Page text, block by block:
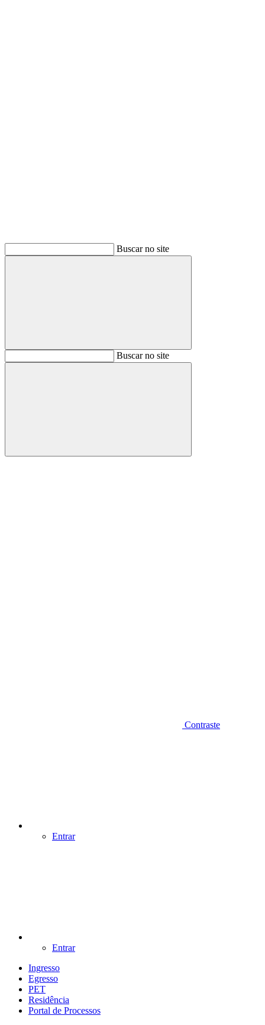
Buscar no site
BuscarBuscar no site
Buscar
Contraste
Entrar
Entrar
Ingresso
Egresso
PET
Residência
Portal de Processos